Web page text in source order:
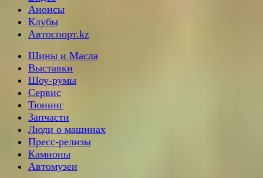
Анонсы
Клубы
Автоспорт.kz
Шины и Масла
Выставки
Шоу-румы
Сервис
Тюнинг
Запчасти
Люди о машинах
Пресс-релизы
Камионы
Автомузеи